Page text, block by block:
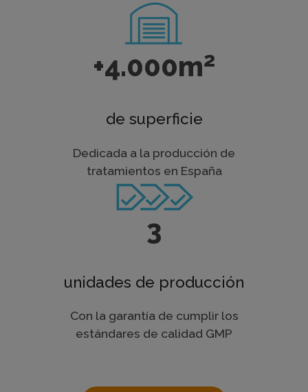
+4.000m2
de superficie
Dedicada a la producción de
tratamientos en España
3
unidades de producción
Con la garantía de cumplir los
estándares de calidad GMP